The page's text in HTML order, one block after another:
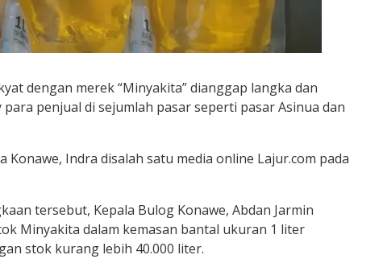
dengan merek “Minyakita” dianggap langka dan
penjual di sejumlah pasar seperti pasar Asinua dan
Konawe, Indra disalah satu media online Lajur.com pada
tersebut, Kepala Bulog Konawe, Abdan Jarmin
Minyakita dalam kemasan bantal ukuran 1 liter
stok kurang lebih 40.000 liter.